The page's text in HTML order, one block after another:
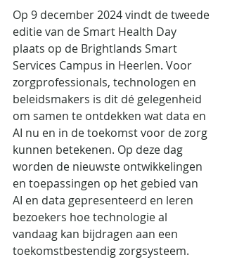
Op 9 december 2024 vindt de tweede
editie van de Smart Health Day
plaats op de Brightlands Smart
Services Campus in Heerlen. Voor
zorgprofessionals, technologen en
beleidsmakers is dit dé gelegenheid
om samen te ontdekken wat data en
AI nu en in de toekomst voor de zorg
kunnen betekenen. Op deze dag
worden de nieuwste ontwikkelingen
en toepassingen op het gebied van
AI en data gepresenteerd en leren
bezoekers hoe technologie al
vandaag kan bijdragen aan een
toekomstbestendig zorgsysteem.